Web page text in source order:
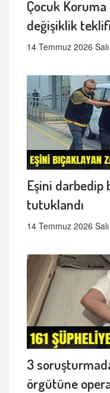
Çocuk
değişiklik
14 Temmuz 2026 Salı
Eşini darbedip
tutuklandı
14 Temmuz 2026 Salı
3
örgütüne